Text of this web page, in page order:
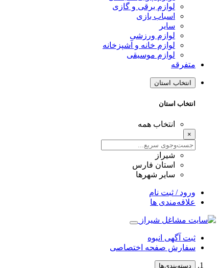
لوازم برقی و گازی
اسباب بازی
سایر
لوازم ورزشی
لوازم خانه و آشپزخانه
لوازم موسیقی
متفرقه
انتخاب استان
انتخاب استان
انتخاب همه
×
شیراز
استان فارس
سایر شهرها
ورود / ثبت نام
علاقه‌مندی ها
ثبت آگهی انبوه
سفارش صفحه اختصاصی
دسته‌بندی‌ها